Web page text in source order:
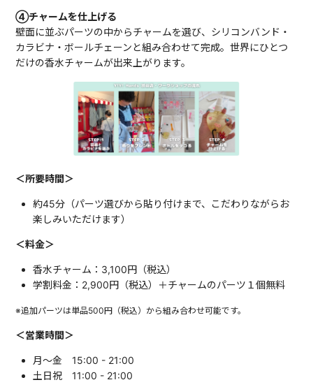
④チャームを仕上げる
壁面に並ぶパーツの中からチャームを選び、シリコンバンド・
カラビナ・ボールチェーンと組み合わせて完成。世界にひとつ
だけの香水チャームが出来上がります。
＜所要時間＞
約45分（パーツ選びから貼り付けまで、こだわりながらお
楽しみいただけます）
＜料金＞
香水チャーム：3,100円（税込）
学割料金：2,900円（税込）＋チャームのパーツ１個無料
※追加パーツは単品500円（税込）から組み合わせ可能です。
＜営業時間＞
月〜金 15:00 - 21:00
土日祝 11:00 - 21:00